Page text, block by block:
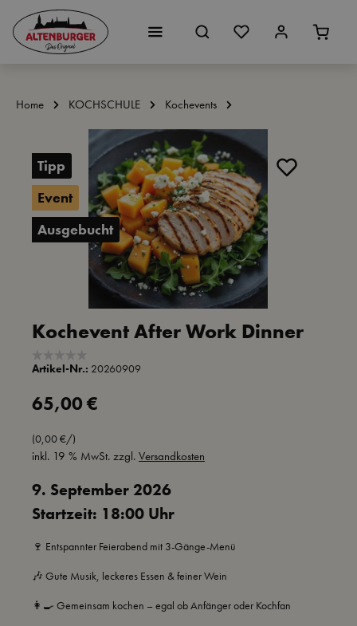
Zum Hauptinhalt springen
Home KOCHSCHULE Kochevents
Bildergalerie überspringen
Tipp
Event
Ausgebucht
Kochevent After Work Dinner
Artikel-Nr.: 20260909
Regulärer Preis:
65,00 €
(0,00 €/)
inkl. 19 % MwSt. zzgl. Versandkosten
9. September 2026
Startzeit: 18:00 Uhr
🍷 Entspannter Feierabend mit 3-Gänge-Menü
🎶 Gute Musik, leckeres Essen & feiner Wein
👩‍🍳 Gemeinsam kochen – egal ob Anfänger oder Kochfan